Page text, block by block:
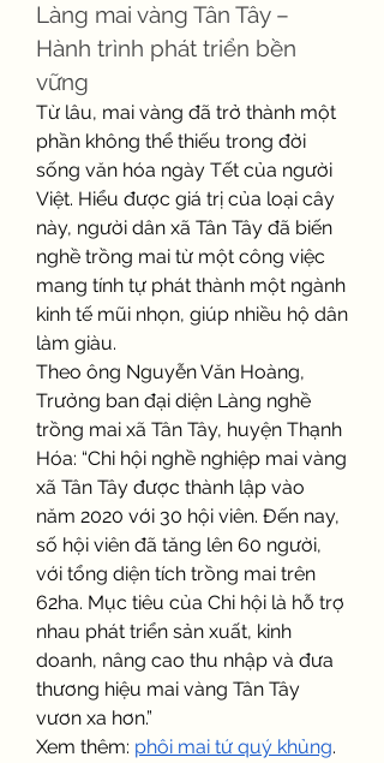
Làng mai vàng Tân Tây –
Hành trình phát triển bền
vững
Từ lâu, mai vàng đã trở thành một
phần không thể thiếu trong đời
sống văn hóa ngày Tết của người
Việt. Hiểu được giá trị của loại cây
này, người dân xã Tân Tây đã biến
nghề trồng mai từ một công việc
mang tính tự phát thành một ngành
kinh tế mũi nhọn, giúp nhiều hộ dân
làm giàu.
Theo ông Nguyễn Văn Hoàng,
Trưởng ban đại diện Làng nghề
trồng mai xã Tân Tây, huyện Thạnh
Hóa: “Chi hội nghề nghiệp mai vàng
xã Tân Tây được thành lập vào
năm 2020 với 30 hội viên. Đến nay,
số hội viên đã tăng lên 60 người,
với tổng diện tích trồng mai trên
62ha. Mục tiêu của Chi hội là hỗ trợ
nhau phát triển sản xuất, kinh
doanh, nâng cao thu nhập và đưa
thương hiệu mai vàng Tân Tây
vươn xa hơn.”
Xem thêm: phôi mai tứ quý khủng.